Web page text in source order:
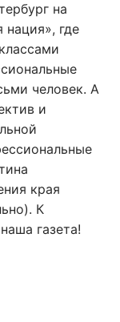
на
где
человек. А
и
края
К
газета!